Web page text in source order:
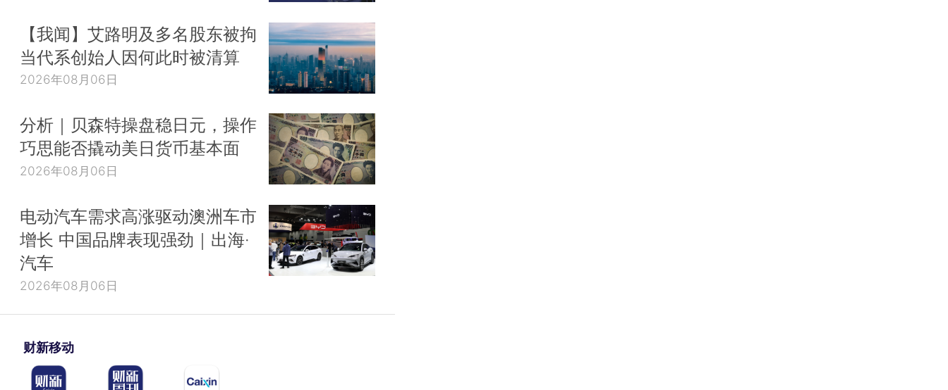
【我闻】艾路明及多名股东被拘
当代系创始人因何此时被清算
2026年08月06日
分析｜贝森特操盘稳日元，操作
巧思能否撬动美日货币基本面
2026年08月06日
电动汽车需求高涨驱动澳洲车市
增长 中国品牌表现强劲｜出海·
汽车
2026年08月06日
财新移动